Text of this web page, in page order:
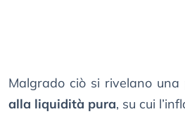
Malgrado ciò si rivelano una
alla liquidità pura, su cui